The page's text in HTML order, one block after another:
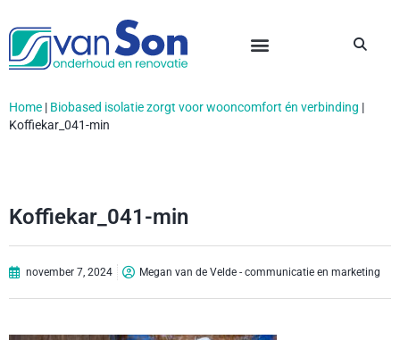
Home | Biobased isolatie zorgt voor wooncomfort én verbinding |
Koffiekar_041-min
Koffiekar_041-min
november 7, 2024 Megan van de Velde - communicatie en marketing